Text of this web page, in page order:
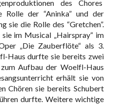
des Chores
Rolle der “Aninka” und der
sie die Rolle des “Gretchen”.
im Musical „Hairspray“ im
„Die Zauberflöte“ als 3.
Haus durfte sie bereits zwei
Aufbau der Woelfl-Haus
erhält sie von
Chören sie bereits Schubert
durfte. Weitere wichtige